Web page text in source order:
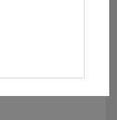
FOIL EDITION